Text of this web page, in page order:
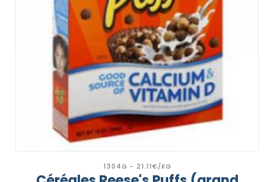
1304G - 21.11€/KG